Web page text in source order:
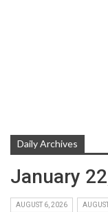
Daily Archives
January
AUGUST 6, 2026